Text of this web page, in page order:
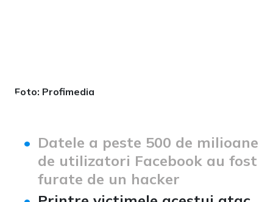
Foto: Profimedia
Datele a peste 500 de milioane
de utilizatori Facebook au fost
furate de un hacker